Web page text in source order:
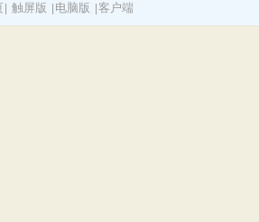
触屏版 电脑版 客户端